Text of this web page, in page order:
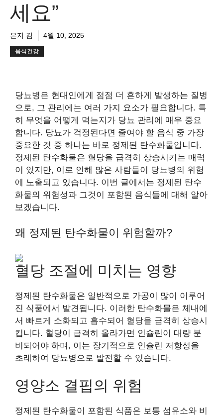
세요”
은지 김 4월 10, 2025
음식건강
당뇨병은 현대인에게 점점 더 흔하게 발생하는 질병
으로, 그 관리에는 여러 가지 요소가 필요합니다. 특
히 무엇을 어떻게 먹는지가 당뇨 관리에 매우 중요
합니다. 당뇨가 걱정된다면 줄여야 할 음식 중 가장
중요한 것 중 하나는 바로 정제된 탄수화물입니다.
정제된 탄수화물은 혈당을 급격히 상승시키는 매력
이 있지만, 이로 인해 많은 사람들이 당뇨병의 위험
에 노출되고 있습니다. 이번 글에서는 정제된 탄수
화물의 위험성과 그것이 포함된 음식들에 대해 알아
보겠습니다.
왜 정제된 탄수화물이 위험할까?
혈당 조절에 미치는 영향
정제된 탄수화물은 일반적으로 가공이 많이 이루어
진 식품에서 발견됩니다. 이러한 탄수화물은 체내에
서 빠르게 소화되고 흡수되어 혈당을 급격히 상승시
킵니다. 혈당이 급격히 올라가면 인슐린이 대량 분
비되어야 하며, 이는 장기적으로 인슐린 저항성을
초래하여 당뇨병으로 발전할 수 있습니다.
영양소 결핍의 위험
정제된 탄수화물이 포함된 식품은 보통 섬유소와 비